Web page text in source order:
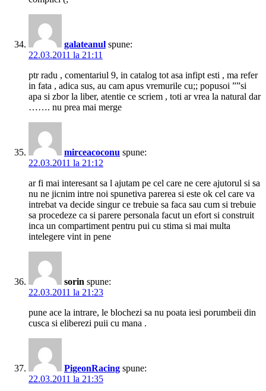
galateanul spune:
22.03.2011 la 21:11
ptr radu , comentariul 9, in catalog tot asa infipt esti , ma refer
in fata , adica sus, au cam apus vremurile cu;; popusoi ””si
apa si zbor la liber, atentie ce scriem , toti ar vrea la natural dar
……. nu prea mai merge
mirceacoconu spune:
22.03.2011 la 21:12
ar fi mai interesant sa l ajutam pe cel care ne cere ajutorul si sa
nu ne jicnim intre noi spunetiva parerea si este ok cel care va
intrebat va decide singur ce trebuie sa faca sau cum si trebuie
sa procedeze ca si parere personala facut un efort si construit
inca un compartiment pentru pui cu stima si mai multa
intelegere vint in pene
sorin spune:
22.03.2011 la 21:23
pune ace la intrare, le blochezi sa nu poata iesi porumbeii din
cusca si eliberezi puii cu mana .
PigeonRacing spune:
22.03.2011 la 21:35